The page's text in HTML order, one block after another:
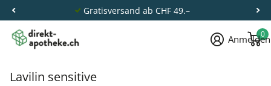
Gratisversand ab CHF 49.–
Anmelden
0
Lavilin sensitive